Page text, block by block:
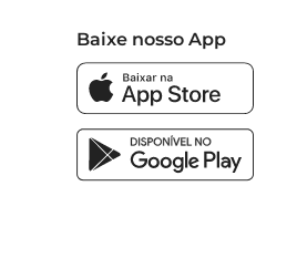
Baixe nosso App